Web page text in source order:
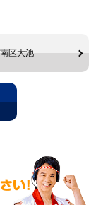
区大池